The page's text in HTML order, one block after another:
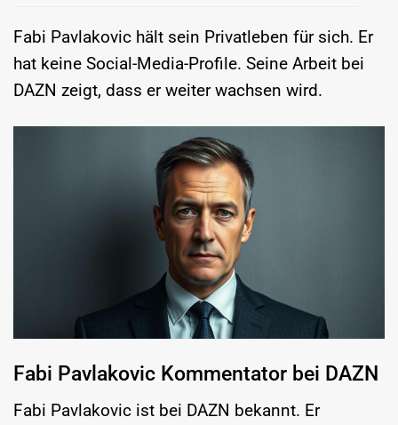
Fabi Pavlakovic hält sein Privatleben für sich. Er
hat keine Social-Media-Profile. Seine Arbeit bei
DAZN zeigt, dass er weiter wachsen wird.
Fabi Pavlakovic Kommentator bei DAZN
Fabi Pavlakovic ist bei DAZN bekannt. Er